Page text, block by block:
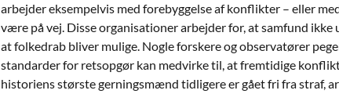
arbejder eksempelvis med forebyggelse af konflikter – eller
være på vej. Disse organisationer arbejder for, at samfund
at folkedrab bliver mulige. Nogle forskere og observatører
standarder for retsopgør kan medvirke til, at fremtidige
historiens største gerningsmænd tidligere er gået fri fra straf,